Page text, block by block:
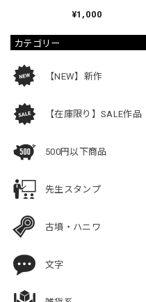
カテゴリー
【NEW】新作
【在庫限り】SALE作品
500円以下商品
先生スタンプ
古墳・ハニワ
文字
¥1,000